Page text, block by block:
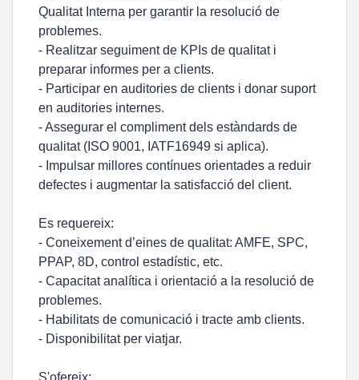
Qualitat Interna per garantir la resolució de
problemes.
- Realitzar seguiment de KPIs de qualitat i
preparar informes per a clients.
- Participar en auditories de clients i donar suport
en auditories internes.
- Assegurar el compliment dels estàndards de
qualitat (ISO 9001, IATF16949 si aplica).
- Impulsar millores contínues orientades a reduir
defectes i augmentar la satisfacció del client.
Es requereix:
- Coneixement d’eines de qualitat: AMFE, SPC,
PPAP, 8D, control estadístic, etc.
- Capacitat analítica i orientació a la resolució de
problemes.
- Habilitats de comunicació i tracte amb clients.
- Disponibilitat per viatjar.
S'ofereix: